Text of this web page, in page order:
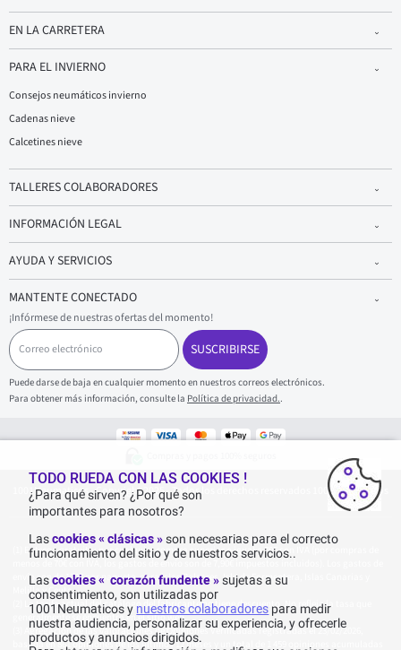
EN LA CARRETERA
PARA EL INVIERNO
Consejos neumáticos invierno
Cadenas nieve
Calcetines nieve
TALLERES COLABORADORES
INFORMACIÓN LEGAL
AYUDA Y SERVICIOS
MANTENTE CONECTADO
¡Infórmese de nuestras ofertas del momento!
C
o
r
r
e
o
l
SUSCRIBIRSE
Puede darse de baja en cualquier momento en nuestros correos electrónicos.
Para obtener más información, consulte la Política de privacidad..
1001Neumaticos - Copyright 2025 - Todos los derechos reservados 1001Neumaticos
Entrega gratuita: por cualquier compra superior o igual a 70€ con IVA (por compras de
menos de 70€ con IVA, los gastos de envío son de 7,90€ impuestos incluidos). Los gastos de
envío son de 120€ por paquete, para Islas Baleares, Isla de Formentera, Islas Canarias y
Melilla y Ceuta.
La tarifa actual del catálogo del fabricante no tiene descuento. No refleja la tasa que
generalmente se encuentra en el sitio web.
Agregación de las valoraciones de Opiniones Verificadas registradas el 23/02/2026,
basada en 861 opiniones de los últimos 12 meses y un total de 1 459 opiniones acumuladas
TODO RUEDA CON LAS COOKIES !
¿Para qué sirven? ¿Por qué son
importantes para nosotros?
Lascookies « clásicas »son necesarias para el correcto
funcionamiento del sitio y de nuestros servicios..
Lascookies « corazón fundente » sujetas a su
consentimiento, son utilizadas por
1001Neumaticos y nuestros colaboradores para medir
nuestra audiencia, personalizar su experiencia, y ofrecerle
productos y anuncios dirigidos.